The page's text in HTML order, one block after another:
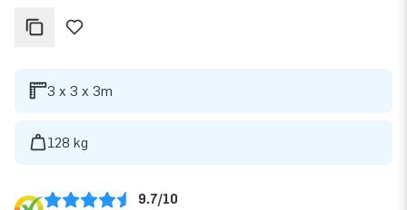
3 x 3 x 3m
128 kg
9.7/10